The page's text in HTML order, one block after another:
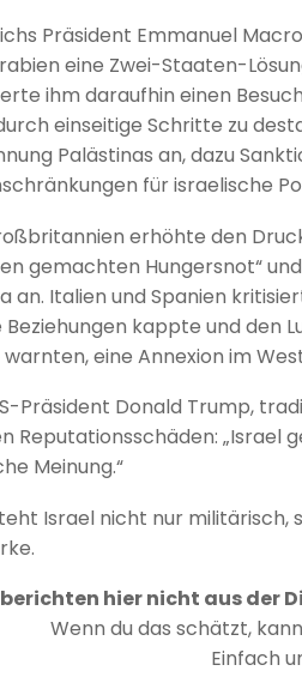
Präsident Emmanuel
eine Zwei-Staaten-
ihm daraufhin einen
einseitige Schritte zu
Palästinas an, dazu
für israelische
erhöhte den
gemachten Hungersnot“
an. Italien und Spanien
Beziehungen kappte und den
warnten, eine Annexion im
Präsident Donald Trump,
Reputationsschäden: „Israel
Meinung.“
Israel nicht nur
hier nicht aus der
Wenn du das schätzt,
Einfach